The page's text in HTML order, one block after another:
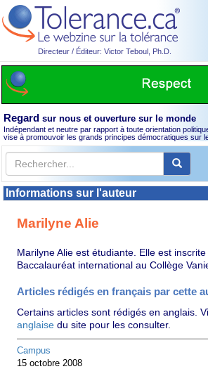
Directeur / Éditeur: Victor Teboul, Ph.D.
Regard sur nous et ouverture sur le monde
Indépendant et neutre par rapport à toute orientation
vise à promouvoir les grands principes démocratiques sur
Informations sur l'auteur
Marilyne Alie
Marilyne Alie est étudiante. Elle est
Baccalauréat international au Collège
Articles rédigés en français par cette
Certains articles sont rédigés en anglais.
anglaise du site pour les consulter.
Campus
15 octobre 2008